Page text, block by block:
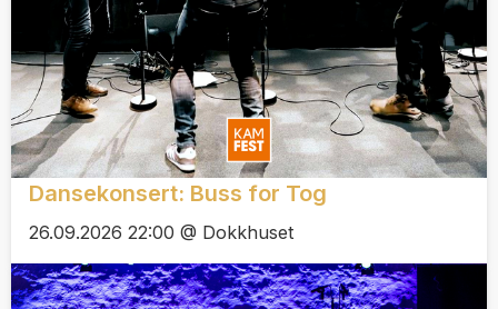
Dansekonsert: Buss for Tog
26.09.2026 22:00 @ Dokkhuset